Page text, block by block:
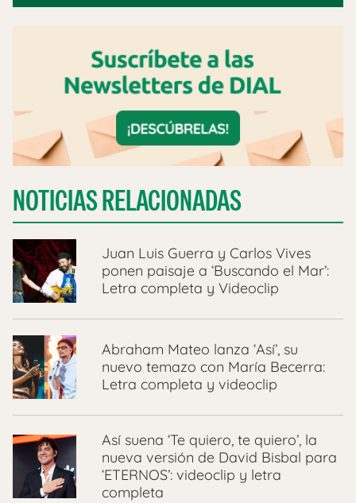
NOTICIAS RELACIONADAS
Juan Luis Guerra y Carlos Vives
ponen paisaje a ‘Buscando el Mar’:
Letra completa y Videoclip
Abraham Mateo lanza ‘Así’, su
nuevo temazo con María Becerra:
Letra completa y videoclip
Así suena ‘Te quiero, te quiero’, la
nueva versión de David Bisbal para
‘ETERNOS’: videoclip y letra
completa